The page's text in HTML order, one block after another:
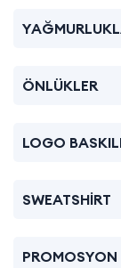
ÖNLÜKLER
LOGO
SWEATSHİRT
PROMOSYON